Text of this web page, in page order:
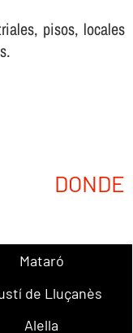
pisos, locales
DONDE
Mataró
de Lluçanès
Alella